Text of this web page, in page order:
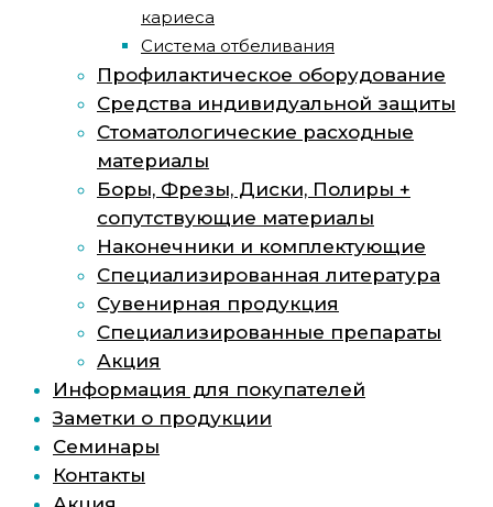
кариеса
Система отбеливания
Профилактическое оборудование
Средства индивидуальной защиты
Стоматологические расходные
материалы
Боры, Фрезы, Диски, Полиры +
сопутствующие материалы
Наконечники и комплектующие
Специализированная литература
Сувенирная продукция
Специализированные препараты
Акция
Информация для покупателей
Заметки о продукции
Семинары
Контакты